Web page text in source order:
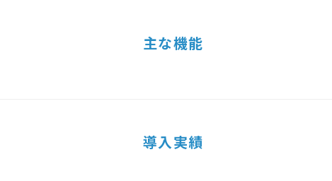
主な機能
導入実績